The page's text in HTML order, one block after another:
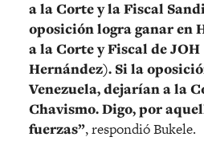
a la Corte y la Fiscal
oposición logra ganar en
a la Corte y Fiscal de
Hernández). Si la
Venezuela, dejarían a la
Chavismo. Digo, por
fuerzas”, respondió Bukele.